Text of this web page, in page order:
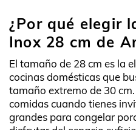
¿Por qué elegir
Inox 28 cm de
El tamaño de 28 cm es la
cocinas domésticas que
tamaño extremo de 30
comidas cuando tienes
grandes para congelar